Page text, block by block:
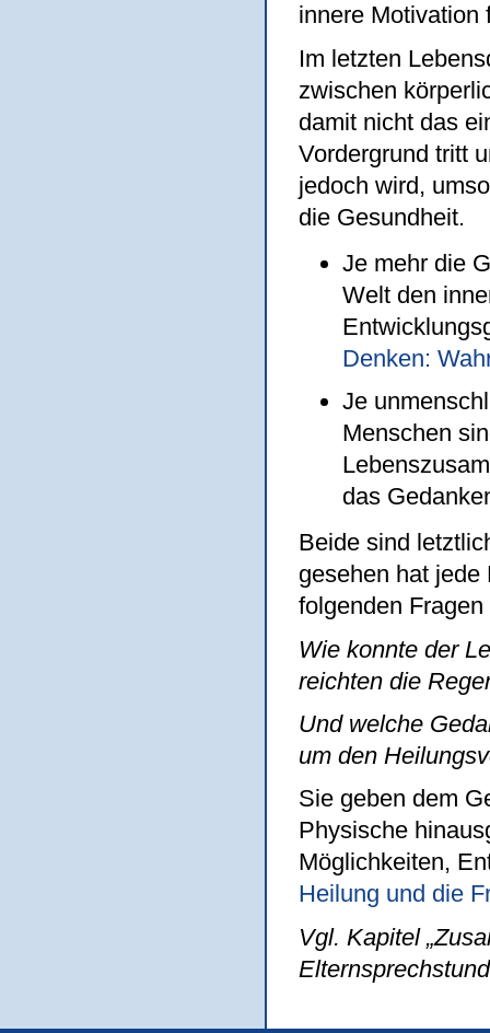
innere Motivation
Im letzten
zwischen
damit nicht das
Vordergrund tritt
jedoch wird,
die Gesundheit.
Je mehr die
Welt den
Denken:
Je
Menschen
das
Beide sind
gesehen hat jede
folgenden
Wie konnte der
reichten die
Und welche
um den
Sie geben dem
Physische
Möglichkeiten,
Heilung und die
Vgl. Kapitel